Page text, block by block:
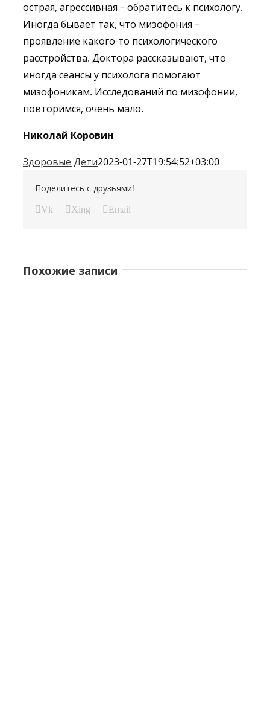
острая, агрессивная – обратитесь к психологу.
Иногда бывает так, что мизофония –
проявление какого-то психологического
расстройства. Доктора рассказывают, что
иногда сеансы у психолога помогают
мизофоникам. Исследований по мизофонии,
повторимся, очень мало.
Николай Коровин
Здоровые Дети2023-01-27T19:54:52+03:00
Поделитесь с друзьями!
Vk Xing Email
Похожие записи